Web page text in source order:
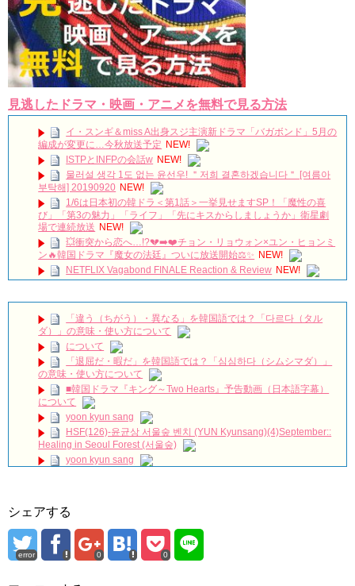
見逃したドラマ・映画・アニメを無料で見る方法
イ・スンギ＆miss A出身スジ主演新ドラマ「バガボンド」5月の
編成が変更に…今秋放送予定 NEW!
ISTPとINFPの会話w NEW!
물러설 생각 1도 없는 윤선우! ＂저희 결혼하겠습니다＂ [여름아
부탁해] 20190920 NEW!
1/6は日本初の韓ドラ＜第1話＞一挙見せますSP！「魔性の喜
び」「第3の魅力」「ライフ」「先にキスからしましょうか」衛星劇
場で連続放送 NEW!
💥衝突から恋へ…!?💔➡️❤️チョン・リョウォン×ユン・ヒョンミ
ン🔥韓国ドラマ『魔女の法廷』ついに放送開始⚖️✨ NEW!
NETFLIX Vagabond FINALE Reaction & Review NEW!
메이킹 괴짜 판사들의 실종된 정의 찾기 프로젝트! ‘이판사판’ 대
본 리딩 현장! NEW!
アルハンブラ宮殿の思い出 パワータッチ
🎬 최진혁 | 뮤지컬 그날들 트레일러 | 260609~260823 | #최진혁
#노래 #뮤지컬 #그날들 #정학 #인터뷰 #shorts #불후의명곡 #미우새 #
최진혁아카이브 NEW!
よくおごってくれる綺麗なお姉さん 11/3（祝）あさ10時 第
1話先行放送 11/18（金）本放送開始！ 全国無料放送
BSJapanext NEW!
女優ソン・ソンミ、夫の葬儀を終え「帰ってきたポク・ダン
ジ」の撮影に復帰へ NEW!
ソン・ヘギョ – ソンヘギョ キスまとめ
ハン・ヘジン 한혜진 – Still We (여전히 우리는)
한가인 –
「ライフ・ オン・ マーズ」2019年11月2日TSUTAYAにて先行
「違う（ちがう）・異なる」を韓国語では？「다르다（タル
ダ）」の意味・使い方について
について
「退屈だ・暇だ」を韓国語では？「심심하다（シムシマダ）」
の意味・使い方について
■韓国ドラマ『キング～Two Hearts』予告動画（日本語字幕）
について
yoon kyun sang
HSF(126)-윤균상 서울숲 벤치 (YUN Kyunsang)(4)September::
Healing in Seoul Forest (서울숲)
yoon kyun sang
九尾狐外伝 メイキング03 ハン・イェスル
チョ・ヒョンジェ 조현재 九尾狐外伝 制作発表会
キム・テヒの弟イ・ワン♥イ・ボミ、今日（28日）結婚……
「まず熱く掃除せよ」女優キム・ユジョン、「健康がとても回
シェアする
error 0 0